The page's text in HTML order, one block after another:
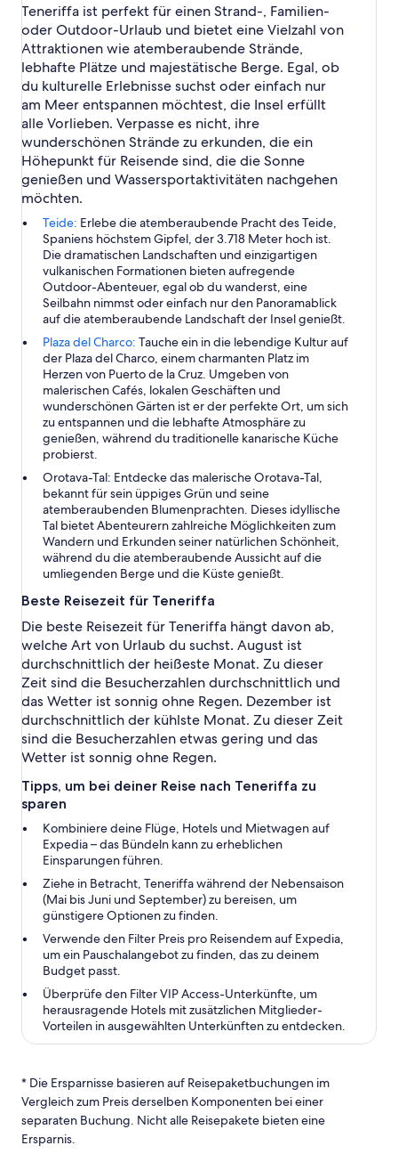
Teneriffa ist perfekt für einen Strand-, Familien-
oder Outdoor-Urlaub und bietet eine Vielzahl von
Attraktionen wie atemberaubende Strände,
lebhafte Plätze und majestätische Berge. Egal, ob
du kulturelle Erlebnisse suchst oder einfach nur
am Meer entspannen möchtest, die Insel erfüllt
alle Vorlieben. Verpasse es nicht, ihre
wunderschönen Strände zu erkunden, die ein
Höhepunkt für Reisende sind, die die Sonne
genießen und Wassersportaktivitäten nachgehen
möchten.
Teide: Erlebe die atemberaubende Pracht des Teide,
Spaniens höchstem Gipfel, der 3.718 Meter hoch ist.
Die dramatischen Landschaften und einzigartigen
vulkanischen Formationen bieten aufregende
Outdoor-Abenteuer, egal ob du wanderst, eine
Seilbahn nimmst oder einfach nur den Panoramablick
auf die atemberaubende Landschaft der Insel genießt.
Plaza del Charco: Tauche ein in die lebendige Kultur auf
der Plaza del Charco, einem charmanten Platz im
Herzen von Puerto de la Cruz. Umgeben von
malerischen Cafés, lokalen Geschäften und
wunderschönen Gärten ist er der perfekte Ort, um sich
zu entspannen und die lebhafte Atmosphäre zu
genießen, während du traditionelle kanarische Küche
probierst.
Orotava-Tal: Entdecke das malerische Orotava-Tal,
bekannt für sein üppiges Grün und seine
atemberaubenden Blumenprachten. Dieses idyllische
Tal bietet Abenteurern zahlreiche Möglichkeiten zum
Wandern und Erkunden seiner natürlichen Schönheit,
während du die atemberaubende Aussicht auf die
umliegenden Berge und die Küste genießt.
Beste Reisezeit für Teneriffa
Die beste Reisezeit für Teneriffa hängt davon ab,
welche Art von Urlaub du suchst. August ist
durchschnittlich der heißeste Monat. Zu dieser
Zeit sind die Besucherzahlen durchschnittlich und
das Wetter ist sonnig ohne Regen. Dezember ist
durchschnittlich der kühlste Monat. Zu dieser Zeit
sind die Besucherzahlen etwas gering und das
Wetter ist sonnig ohne Regen.
Tipps, um bei deiner Reise nach Teneriffa zu
sparen
Kombiniere deine Flüge, Hotels und Mietwagen auf
Expedia – das Bündeln kann zu erheblichen
Einsparungen führen.
Ziehe in Betracht, Teneriffa während der Nebensaison
(Mai bis Juni und September) zu bereisen, um
günstigere Optionen zu finden.
Verwende den Filter Preis pro Reisendem auf Expedia,
um ein Pauschalangebot zu finden, das zu deinem
Budget passt.
Überprüfe den Filter VIP Access-Unterkünfte, um
herausragende Hotels mit zusätzlichen Mitglieder-
Vorteilen in ausgewählten Unterkünften zu entdecken.
* Die Ersparnisse basieren auf Reisepaketbuchungen im
Vergleich zum Preis derselben Komponenten bei einer
separaten Buchung. Nicht alle Reisepakete bieten eine
Ersparnis.